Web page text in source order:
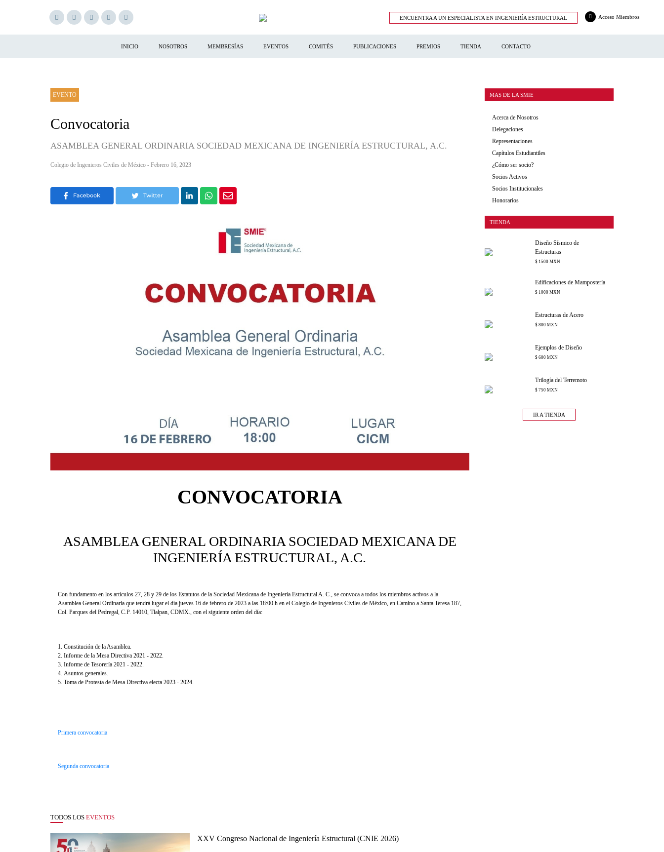
ENCUENTRA A UN ESPECIALISTA EN INGENIERÍA ESTRUCTURAL Acceso Miembros
INICIO NOSOTROS MEMBRESÍAS EVENTOS COMITÉS PUBLICACIONES PREMIOS TIENDA CONTACTO
EVENTO
Convocatoria
ASAMBLEA GENERAL ORDINARIA SOCIEDAD MEXICANA DE INGENIERÍA ESTRUCTURAL, A.C.
Colegio de Ingenieros Civiles de México - Febrero 16, 2023
CONVOCATORIA
ASAMBLEA GENERAL ORDINARIA SOCIEDAD MEXICANA DE
INGENIERÍA ESTRUCTURAL, A.C.
Con fundamento en los artículos 27, 28 y 29 de los Estatutos de la Sociedad Mexicana de Ingeniería Estructural A. C., se convoca a todos los miembros activos a la
Asamblea General Ordinaria que tendrá lugar el día jueves 16 de febrero de 2023 a las 18:00 h en el Colegio de Ingenieros Civiles de México, en Camino a Santa Teresa 187,
Col. Parques del Pedregal, C.P. 14010, Tlalpan, CDMX., con el siguiente orden del día:
1. Constitución de la Asamblea.
2. Informe de la Mesa Directiva 2021 - 2022
3. Informe de Tesorería 2021 - 2022.
4. Asuntos generales.
5. Toma de Protesta de Mesa Directiva electa 2023 - 2024
Primera convocatoria
Segunda convocatoria
TODOS LOS EVENTOS
XXV Congreso Nacional de Ingeniería Estructural (CNIE 2026)
MAS DE LA SMIE
Acerca de Nosotros
Delegaciones
Representaciones
Capítulos Estudiantiles
¿Cómo ser socio?
Socios Activos
Socios Institucionales
Honorarios
TIENDA
Diseño Sísmico de
Estructuras
$ 1500 MXN
Edificaciones de Mampostería
$ 1000 MXN
Estructuras de Acero
$ 800 MXN
Ejemplos de Diseño
$ 600 MXN
Trilogía del Terremoto
$ 750 MXN
IR A TIENDA